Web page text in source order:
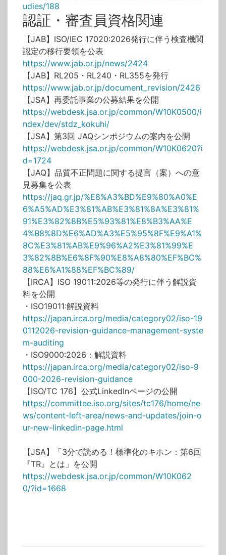
udies/188
認証・審査員資格関連
【JAB】ISO/IEC 17020:2026発行に伴う検査機関
認定の移行要領を公表
https://www.jab.or.jp/news/2424
【JAB】RL205・RL240・RL355を発行
https://www.jab.or.jp/document_revision/2426
【JSA】再委託事業の公募結果を公開
https://webdesk.jsa.or.jp/common/W10K0500/i
ndex/dev/stdz_kokuhi/
【JSA】第3回 JAQシンポジウムの案内を公開
https://webdesk.jsa.or.jp/common/W10K0620?i
d=1724
【JAQ】品質不正問題に関する提言（案）への意
見募集を公表
https://jaq.gr.jp/%E8%A3%BD%E9%80%A0%E
6%A5%AD%E3%81%AB%E3%81%8A%E3%81%
91%E3%82%8B%E5%93%81%E8%B3%AA%E
4%B8%8D%E6%AD%A3%E5%95%8F%E9%A1%
8C%E3%81%AB%E9%96%A2%E3%81%99%E
3%82%8B%E6%8F%90%E8%A8%80%EF%BC%
88%E6%A1%88%EF%BC%89/
【IRCA】ISO 19011:2026等の発行に伴う解説資
料を公開
・ISO19011:解説資料
https://japan.irca.org/media/category02/iso-19
0112026-revision-guidance-management-syste
m-auditing
・ISO9000:2026：解説資料
https://japan.irca.org/media/category02/iso-9
000-2026-revision-guidance
【ISO/TC 176】公式LinkedInページの公開
https://committee.iso.org/sites/tc176/home/ne
ws/content-left-area/news-and-updates/join-o
ur-new-linkedin-page.html
【JSA】「3分で読める！標準化のキホン：第6回
『TR』とは」を公開
https://webdesk.jsa.or.jp/common/W10K062
0/?id=1668